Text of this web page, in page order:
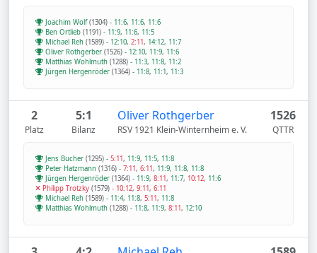
Joachim Wolf(1304) - 11:6, 11:6, 11:6
Ben Ortlieb (1191) - 11:9, 11:6, 11:5
Michael Reh (1589) - 12:10, 2:11, 14:12, 11:7
Oliver Rothgerber (1526) - 12:10, 11:9, 11:6
Matthias Wohlmuth (1288) - 11:3, 11:8, 11:2
Jürgen Hergenröder (1364) - 11:8, 11:1, 11:3
2
Platz
5:1
Bilanz
Oliver Rothgerber
RSV 1921 Klein-Winternheim e. V.
1526
QTTR
Jens Bucher (1295) - 5:11, 11:9, 11:5, 11:8
Peter Hatzmann (1316) - 7:11, 6:11, 11:9, 11:8, 11:8
Jürgen Hergenröder (1364) - 11:9, 8:11, 11:7, 10:12, 11:6
Philipp Trotzky (1579) - 10:12, 9:11, 6:11
Michael Reh (1589) - 11:4, 11:8, 5:11, 11:8
Matthias Wohlmuth (1288) - 11:8, 11:9, 8:11, 12:10